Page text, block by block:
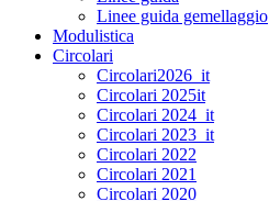
Linee guida gemellaggio
Modulistica
Circolari
Circolari2026_it
Circolari 2025it
Circolari 2024_it
Circolari 2023_it
Circolari 2022
Circolari 2021
Circolari 2020